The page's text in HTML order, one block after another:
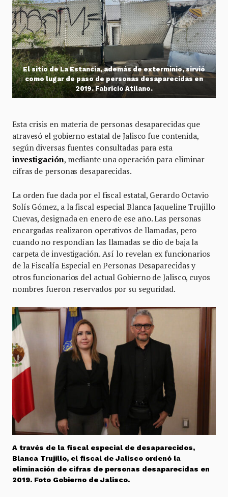
El sitio de La Estancia, además de exterminio, sirvió
como lugar de paso de personas desaparecidas en
2019. Fabricio Atilano.
Esta crisis en materia de personas desaparecidas que
atravesó el gobierno estatal de Jalisco fue contenida,
según diversas fuentes consultadas para esta
investigación, mediante una operación para eliminar
cifras de personas desaparecidas.
La orden fue dada por el fiscal estatal, Gerardo Octavio
Solís Gómez, a la fiscal especial Blanca Jaqueline Trujillo
Cuevas, designada en enero de ese año. Las personas
encargadas realizaron operativos de llamadas, pero
cuando no respondían las llamadas se dio de baja la
carpeta de investigación. Así lo revelan ex funcionarios
de la Fiscalía Especial en Personas Desaparecidas y
otros funcionarios del actual Gobierno de Jalisco, cuyos
nombres fueron reservados por su seguridad.
A través de la fiscal especial de desaparecidos,
Blanca Trujillo, el fiscal de Jalisco ordenó la
eliminación de cifras de personas desaparecidas en
2019. Foto Gobierno de Jalisco.